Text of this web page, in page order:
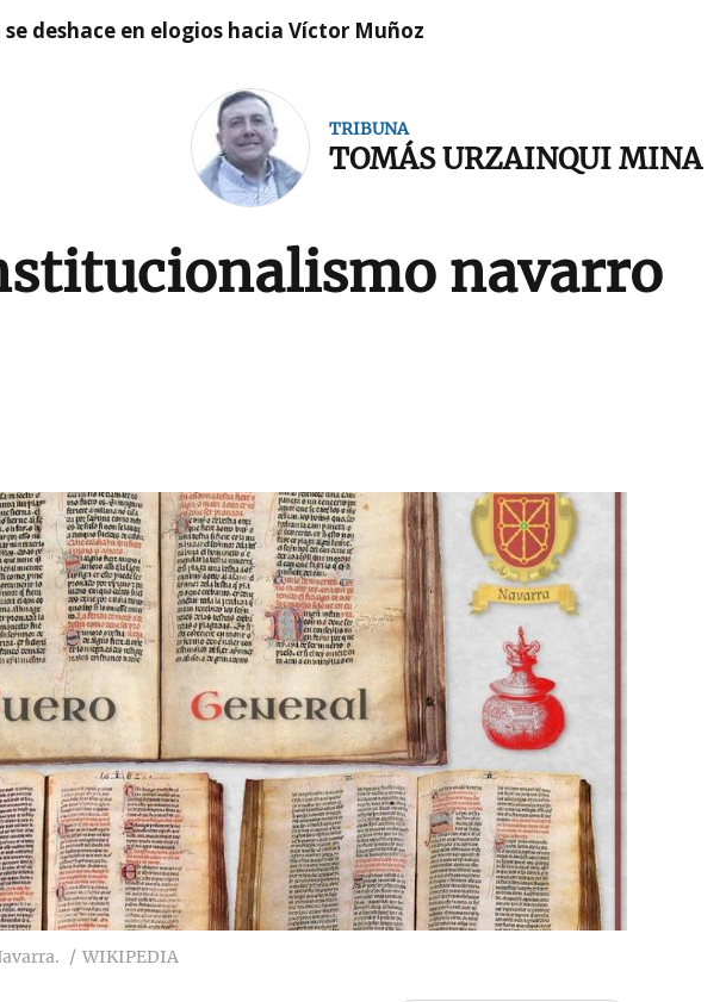
deshace en elogios hacia Víctor Muñoz
TRIBUNA
TOMÁS URZAINQUI MINA
navarro
WIKIPEDIA